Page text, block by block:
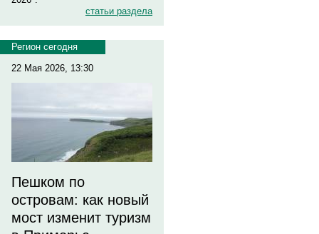
статьи раздела
Регион сегодня
22 Мая 2026, 13:30
Пешком по
островам: как новый
мост изменит туризм